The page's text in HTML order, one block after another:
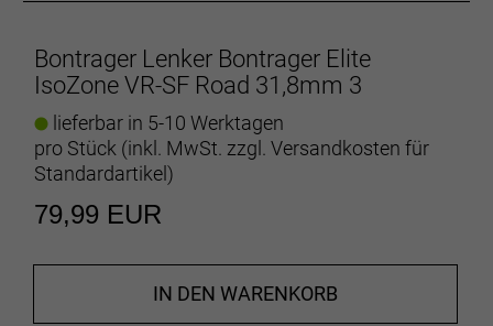
Bontrager Lenker Bontrager Elite
IsoZone VR-SF Road 31,8mm 3
lieferbar in 5-10 Werktagen
pro Stück (inkl. MwSt. zzgl. Versandkosten für
Standardartikel)
79,99 EUR
IN DEN WARENKORB